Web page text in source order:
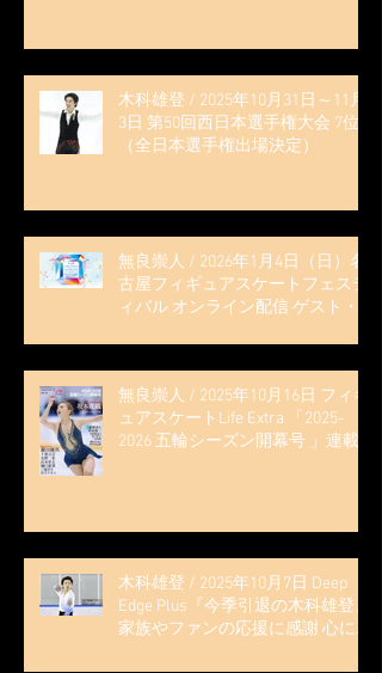
木科雄登 / 2025年10月31日～11月
3日 第50回西日本選手権大会 7位
（全日本選手権出場決定）
無良崇人 / 2026年1月4日（日）名
古屋フィギュアスケートフェステ
ィバル オンライン配信 ゲスト・
無良崇人 / 2025年10月16日 フィギ
ュアスケートLife Extra 「2025-
2026 五輪シーズン開幕号 」連載
木科雄登 / 2025年10月7日 Deep
Edge Plus『今季引退の木科雄登、
家族やファンの応援に感謝 心に響